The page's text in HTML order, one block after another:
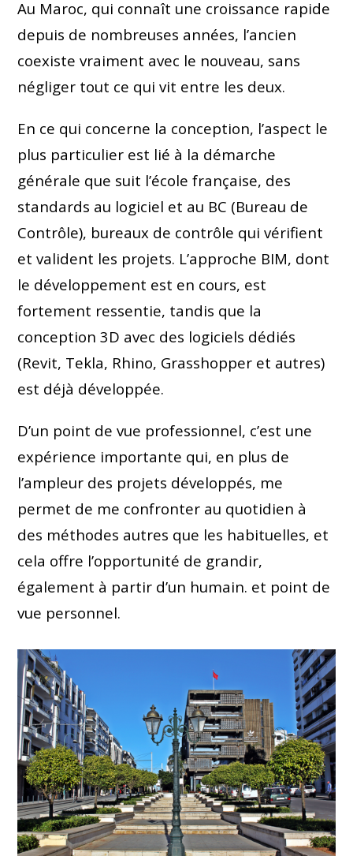
Au Maroc, qui connaît une croissance rapide
depuis de nombreuses années, l’ancien
coexiste vraiment avec le nouveau, sans
négliger tout ce qui vit entre les deux.
En ce qui concerne la conception, l’aspect le
plus particulier est lié à la démarche
générale que suit l’école française, des
standards au logiciel et au BC (Bureau de
Contrôle), bureaux de contrôle qui vérifient
et valident les projets. L’approche BIM, dont
le développement est en cours, est
fortement ressentie, tandis que la
conception 3D avec des logiciels dédiés
(Revit, Tekla, Rhino, Grasshopper et autres)
est déjà développée.
D’un point de vue professionnel, c’est une
expérience importante qui, en plus de
l’ampleur des projets développés, me
permet de me confronter au quotidien à
des méthodes autres que les habituelles, et
cela offre l’opportunité de grandir,
également à partir d’un humain. et point de
vue personnel.